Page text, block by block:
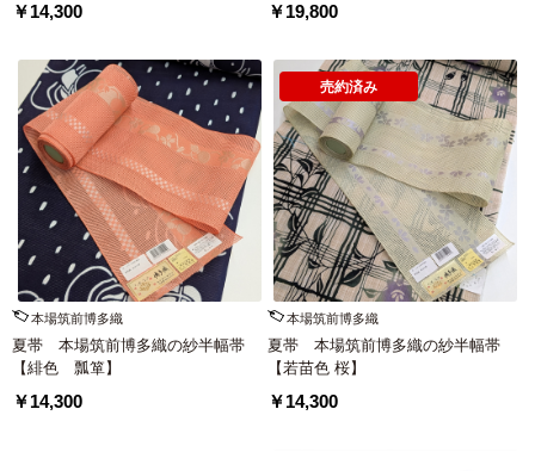
￥14,300 ￥19,800
本場筑前博多織
夏帯 本場筑前博多織の紗半幅帯
【緋色 瓢箪】
￥14,300
本場筑前博多織
夏帯 本場筑前博多織の紗半幅帯
【若苗色 桜】
￥14,300
売約済み